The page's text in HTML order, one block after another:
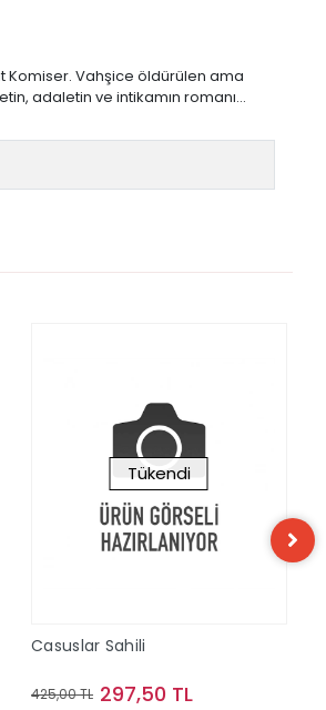
Komiser. Vahşice öldürülen ama
adaletin ve intikamın romanı…
Tükendi
Casuslar Sahili
425,00 TL 297,50 TL